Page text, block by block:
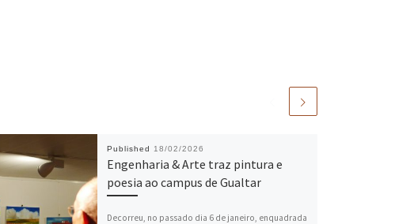
Published 18/02/2026
Engenharia & Arte traz pintura e
poesia ao campus de Gualtar
Decorreu, no passado dia 6 de janeiro, enquadrada